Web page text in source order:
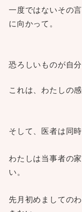
一度ではないその
に向かって。
恐ろしいものが自
これは、わたしの感
そして、医者は同時
わたしは当事者の
い。
先月初めましての